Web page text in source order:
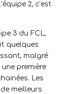
2, c’est
3 du FCL,
quelques
malgré
première
Les
meilleurs